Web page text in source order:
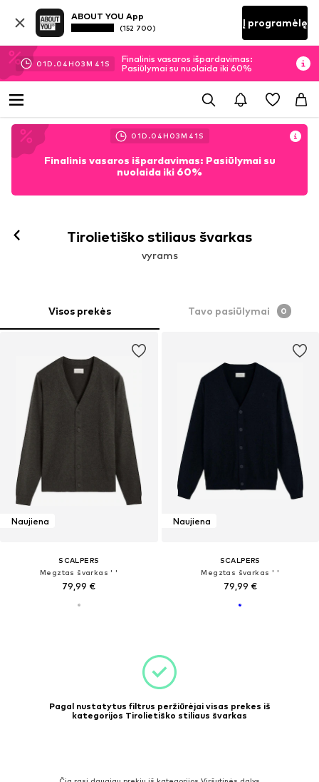
ABOUT YOU App
(152 700) Į programėlę
01D.04H 03M 41 S
Finalinis vasaros išpardavimas:
Pasiūlymai su nuolaida iki 60%
01D.04H 03M 41 S
Finalinis vasaros išpardavimas: Pasiūlymai su
nuolaida iki 60%
Tirolietiško stiliaus švarkas
vyrams
Visos prekės Tavo pasiūlymai 0
Naujiena
SCALPERS
Megztas švarkas ' '
79,99 €
Naujiena
SCALPERS
Megztas švarkas ' '
79,99 €
Pagal nustatytus filtrus peržiūrėjai visas prekes iš
kategorijos Tirolietiško stiliaus švarkas